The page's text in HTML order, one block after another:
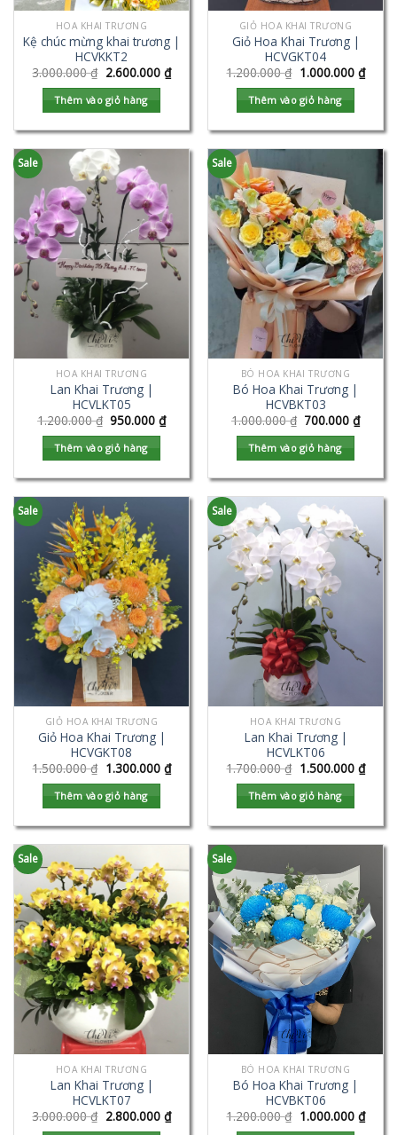
HOA KHAI TRƯƠNG
Kệ chúc mừng khai trương |
HCVKKT2
3.000.000₫ 2.600.000 ₫
Thêm vào giỏ hàng
GIỎ HOA KHAI TRƯƠNG
Giỏ Hoa Khai Trương |
HCVGKT04
1.200.000₫ 1.000.000 ₫
Thêm vào giỏ hàng
Sale
HOA KHAI TRƯƠNG
Lan Khai Trương |
HCVLKT05
1.200.000₫ 950.000₫
Thêm vào giỏ hàng
Sale
BÓ HOA KHAI TRƯƠNG
Bó Hoa Khai Trương |
HCVBKT03
1.000.000₫ 700.000₫
Thêm vào giỏ hàng
Sale
GIỎ HOA KHAI TRƯƠNG
Giỏ Hoa Khai Trương |
HCVGKT08
1.500.000₫ 1.300.000 ₫
Thêm vào giỏ hàng
Sale
HOA KHAI TRƯƠNG
Lan Khai Trương |
HCVLKT06
1.700.000₫ 1.500.000 ₫
Thêm vào giỏ hàng
Sale
HOA KHAI TRƯƠNG
Lan Khai Trương |
HCVLKT07
3.000.000₫ 2.800.000 ₫
Sale
BÓ HOA KHAI TRƯƠNG
Bó Hoa Khai Trương |
HCVBKT06
1.200.000₫ 1.000.000 ₫